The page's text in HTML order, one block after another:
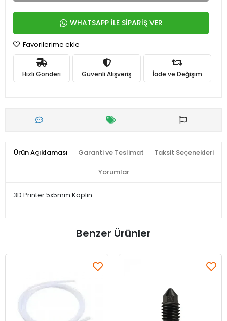
WHATSAPP İLE SİPARİŞ VER
Favorilerime ekle
Hızlı Gönderi Güvenli Alışveriş İade ve Değişim
Ürün Açıklaması Garanti ve Teslimat Taksit Seçenekleri
Yorumlar
3D Printer 5x5mm Kaplin
Benzer Ürünler